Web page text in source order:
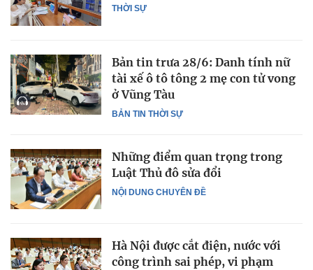
THỜI SỰ
BẢN TIN THỜI SỰ
Bản tin trưa 28/6: Danh tính nữ
tài xế ô tô tông 2 mẹ con tử vong
ở Vũng Tàu
NỘI DUNG CHUYÊN ĐỀ
Những điểm quan trọng trong
Luật Thủ đô sửa đổi
Hà Nội được cắt điện, nước với
công trình sai phép, vi phạm